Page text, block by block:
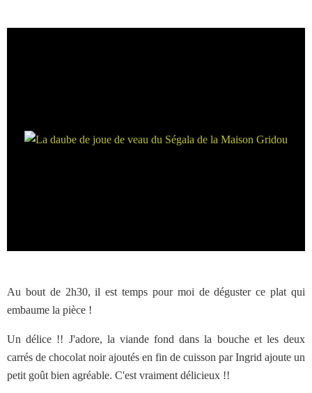
Au bout de 2h30, il est temps pour moi de déguster ce plat qui
embaume la pièce !
Un délice !! J'adore, la viande fond dans la bouche et les deux
carrés de chocolat noir ajoutés en fin de cuisson par Ingrid ajoute un
petit goût bien agréable. C'est vraiment délicieux !!